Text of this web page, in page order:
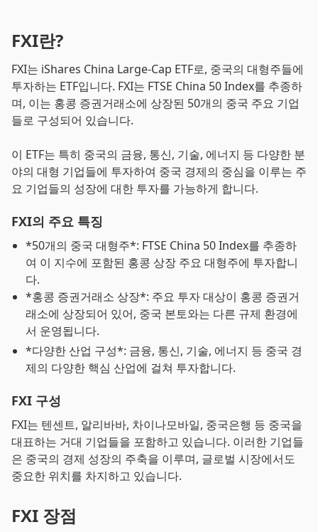
FXI란?
FXI는 iShares China Large-Cap ETF로, 중국의 대형주들에
투자하는 ETF입니다. FXI는 FTSE China 50 Index를 추종하
며, 이는 홍콩 증권거래소에 상장된 50개의 중국 주요 기업
들로 구성되어 있습니다.
이 ETF는 특히 중국의 금융, 통신, 기술, 에너지 등 다양한 분
야의 대형 기업들에 투자하여 중국 경제의 중심을 이루는 주
요 기업들의 성장에 대한 투자를 가능하게 합니다.
FXI의 주요 특징
*50개의 중국 대형주*: FTSE China 50 Index를 추종하
여 이 지수에 포함된 홍콩 상장 주요 대형주에 투자합니
다.
*홍콩 증권거래소 상장*: 주요 투자 대상이 홍콩 증권거
래소에 상장되어 있어, 중국 본토와는 다른 규제 환경에
서 운영됩니다.
*다양한 산업 구성*: 금융, 통신, 기술, 에너지 등 중국 경
제의 다양한 핵심 산업에 걸쳐 투자합니다.
FXI 구성
FXI는 텐센트, 알리바바, 차이나모바일, 중국은행 등 중국을
대표하는 거대 기업들을 포함하고 있습니다. 이러한 기업들
은 중국의 경제 성장의 주축을 이루며, 글로벌 시장에서도
중요한 위치를 차지하고 있습니다.
FXI 장점